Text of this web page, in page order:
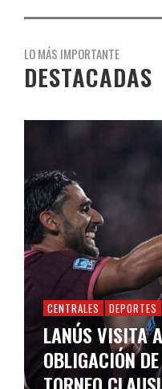
LO MÁS IMPORTANTE
DESTACADAS
CENTRALES DEPORTES
LANÚS VISITA
OBLIGACIÓN